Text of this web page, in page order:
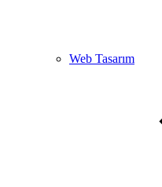
Web Tasarım